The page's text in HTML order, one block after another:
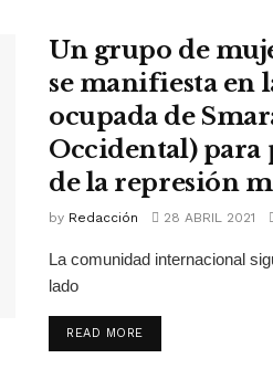
Un grupo de
se manifiesta en
ocupada de
Occidental)
de la represión
by Redacción 28 ABRIL 2021
La comunidad internacional
lado
READ MORE